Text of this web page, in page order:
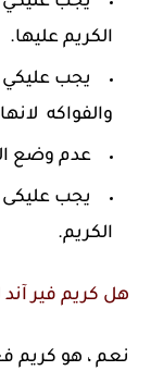
الكريم عليها.
يجب عليكي
والفواكه
عدم وضع
يجب
الكريم.
هل كريم فير آند
نعم ، هو كريم